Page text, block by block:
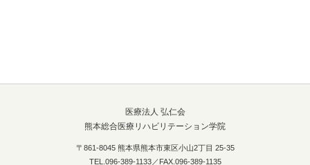
医療法人 弘仁会
熊本総合医療リハビリテーション学院
〒861-8045 熊本県熊本市東区小山2丁目 25-35
TEL.096-389-1133／FAX.096-389-1135